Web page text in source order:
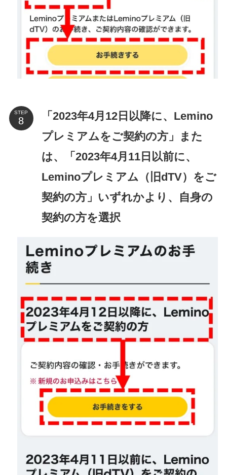
STEP
「2023年4月12日以降に、Lemino
プレミアムをご契約の方」また
は、「2023年4月11日以前に、
Leminoプレミアム（旧dTV）をご
契約の方」いずれかより、自身の
契約の方を選択